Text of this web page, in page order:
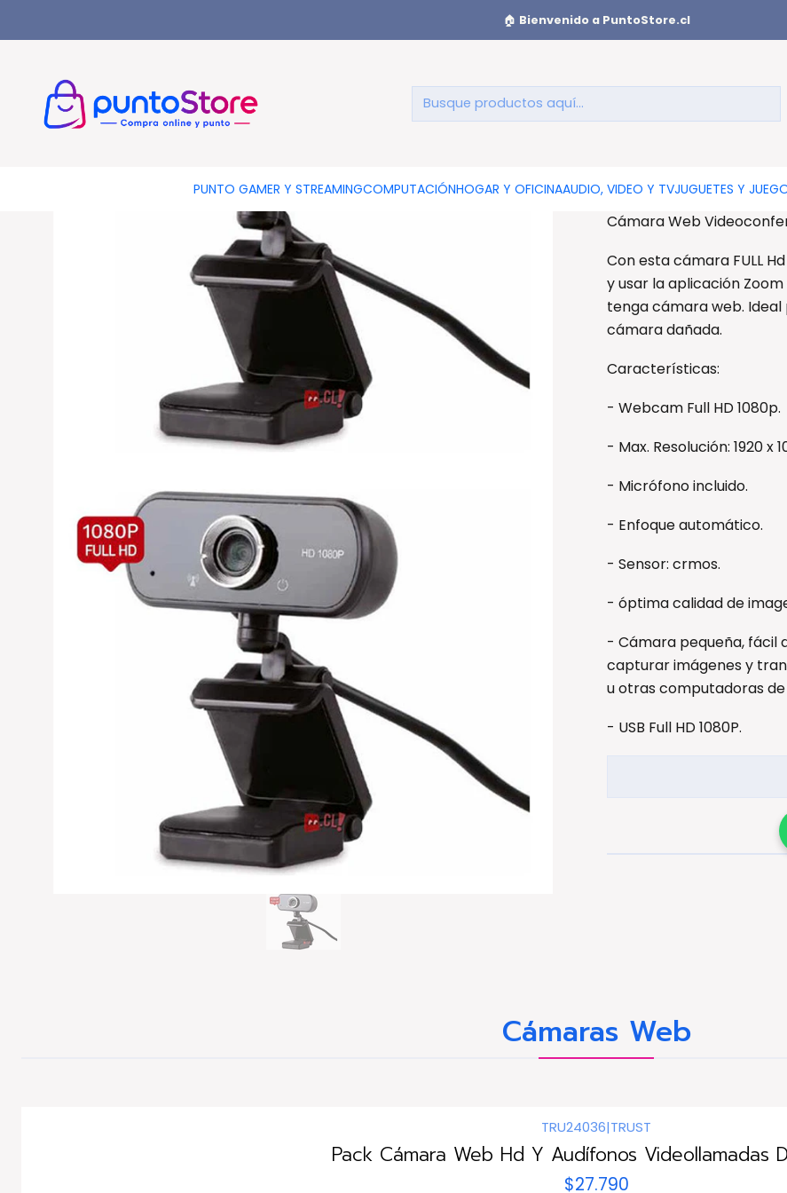
PUNTO GAMER Y STREAMINGCOMPUTACIÓNHOGAR Y OFICINAAUDIO, VIDEO Y TVJUGUETES Y
🏠 Bienvenido a PuntoStore.cl
Cámara Web Videoconferencia Webcam 1080p - Ps
Cámara
Cámara Web
Con esta cámara FULL
y usar la aplicación
tenga cámara web. Ideal
cámara dañada.
Características:
- Webcam Full HD 1080p.
- Max. Resolución: 1920 x
- Micrófono incluido.
- Enfoque automático.
- Sensor: crmos.
- óptima calidad de
- Cámara pequeña, fácil
capturar imágenes y
u otras computadoras
- USB Full HD 1080P.
Cámaras Web
TRU24036|TRUST
Pack Cámara Web Hd Y Audífonos Videollamadas
$27.790